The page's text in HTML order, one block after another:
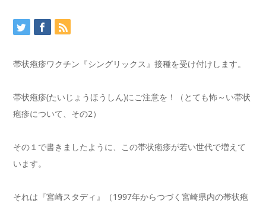
帯状疱疹ワクチン『シングリックス』接種を受け付けします。
帯状疱疹(たいじょうほうしん)にご注意を！（とても怖～い帯状
疱疹について、その2）
その１で書きましたように、この帯状疱疹が若い世代で増えて
います。
それは『宮崎スタディ』（1997年からつづく宮崎県内の帯状疱